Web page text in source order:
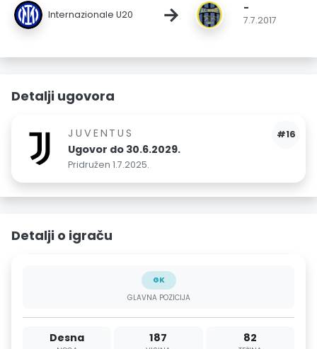
Internazionale U20 → -
7.7.2017
Detalji ugovora
#16
JUVENTUS
Ugovor do 30.6.2029.
Pridružen 1.7.2025.
Detalji o igraču
GK
GLAVNA POZICIJA
Desna 187 82